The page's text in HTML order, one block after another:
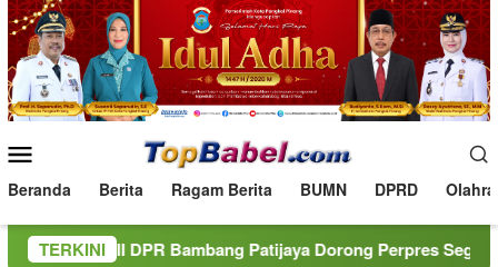
Loncat
ke
konten
Mobile
Beranda Berita Ragam Berita BUMN DPRD
TERKINI
Bambang Patijaya Dorong Perpres Segera Terbit